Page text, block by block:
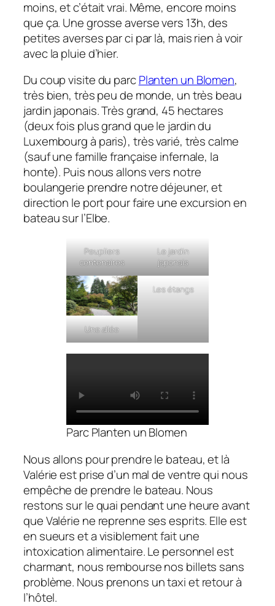
moins, et c’était vrai. Même, encore moins
que ça. Une grosse averse vers 13h, des
petites averses par ci par là, mais rien à voir
avec la pluie d’hier.
Du coup visite du parcPlanten un Blomen,
très bien, très peu de monde, un très beau
jardin japonais. Très grand, 45 hectares
(deux fois plus grand que le jardin du
Luxembourg à paris), très varié, très calme
(sauf une famille française infernale, la
honte). Puis nous allons vers notre
boulangerie prendre notre déjeuner, et
direction le port pour faire une excursion en
bateau sur l’Elbe.
Peupliers
centenaires
Le jardin
japonais
Une allée
Les étangs
Parc Planten un Blomen
Nous allons pour prendre le bateau, et là
Valérie est prise d’un mal de ventre qui nous
empêche de prendre le bateau. Nous
restons sur le quai pendant une heure avant
que Valérie ne reprenne ses esprits. Elle est
en sueurs et a visiblement fait une
intoxication alimentaire. Le personnel est
charmant, nous rembourse nos billets sans
problème. Nous prenons un taxi et retour à
l’hôtel.